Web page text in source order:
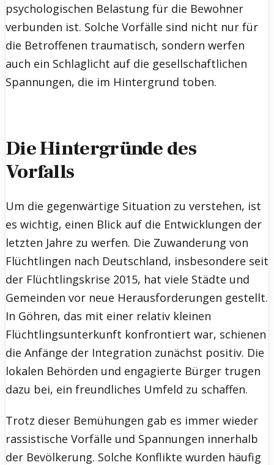
psychologischen Belastung für die Bewohner
verbunden ist. Solche Vorfälle sind nicht nur für
die Betroffenen traumatisch, sondern werfen
auch ein Schlaglicht auf die gesellschaftlichen
Spannungen, die im Hintergrund toben.
Die Hintergründe des
Vorfalls
Um die gegenwärtige Situation zu verstehen, ist
es wichtig, einen Blick auf die Entwicklungen der
letzten Jahre zu werfen. Die Zuwanderung von
Flüchtlingen nach Deutschland, insbesondere seit
der Flüchtlingskrise 2015, hat viele Städte und
Gemeinden vor neue Herausforderungen gestellt.
In Göhren, das mit einer relativ kleinen
Flüchtlingsunterkunft konfrontiert war, schienen
die Anfänge der Integration zunächst positiv. Die
lokalen Behörden und engagierte Bürger trugen
dazu bei, ein freundliches Umfeld zu schaffen.
Trotz dieser Bemühungen gab es immer wieder
rassistische Vorfälle und Spannungen innerhalb
der Bevölkerung. Solche Konflikte wurden häufig